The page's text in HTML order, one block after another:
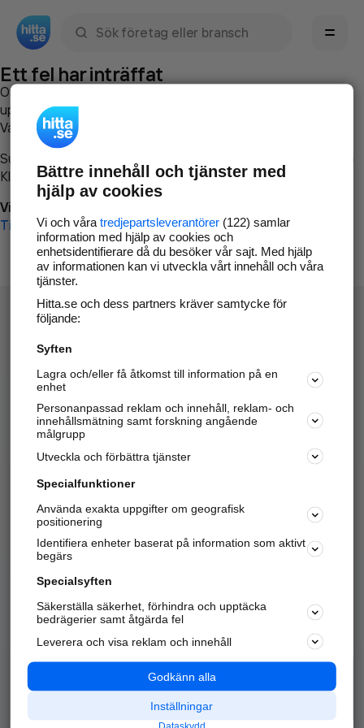
Ett fel har inträffat
Om du vill kan du
uppstod så att vi lättare och snabbare kan avhjälpa det.
Vänligen försök med följande:
Surfa till
Klicka påTillbaka-knappen i webbläsaren och försök igen
Vi beklagar besväret!
Till startsidan
Hitta.se - Gratis nummerupplysning.
Sök företag, personer och platser.
Hitta telefonnummer, adresser, företagsinfo mm.
Marknadsför företaget
Kom igång och annonsera mot
samarbetspartners nära dig.
Alla kategorier
Populära sökningar
API & Kartor
Annonsera
Integritet
Nödnummer
Bättre innehåll och tjänster med
hjälp av cookies
Vi och våra tredjepartsleverantörer(122) samlar
information med hjälp av cookies och
enhetsidentifierare då du besöker vår sajt. Med hjälp
av informationen kan vi utveckla vårt innehåll och våra
tjänster.
Hitta.se och dess partners kräver samtycke för
följande:
Syften
Lagra och/eller få åtkomst till information på en
enhet
Personanpassad reklam och innehåll, reklam- och
innehållsmätning samt forskning angående
målgrupp
Utveckla och förbättra tjänster
Specialfunktioner
Använda exakta uppgifter om geografisk
positionering
Identifiera enheter baserat på information som aktivt
begärs
Specialsyften
Säkerställa säkerhet, förhindra och upptäcka
bedrägerier samt åtgärda fel
Leverera och visa reklam och innehåll
Godkänn alla
Inställningar
Dataskydd